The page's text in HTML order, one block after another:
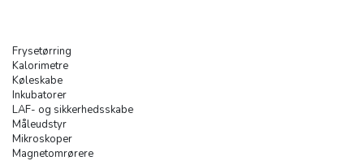
Frysetørring
Kalorimetre
Køleskabe
Inkubatorer
LAF- og sikkerhedsskabe
Måleudstyr
Mikroskoper
Magnetomrørere